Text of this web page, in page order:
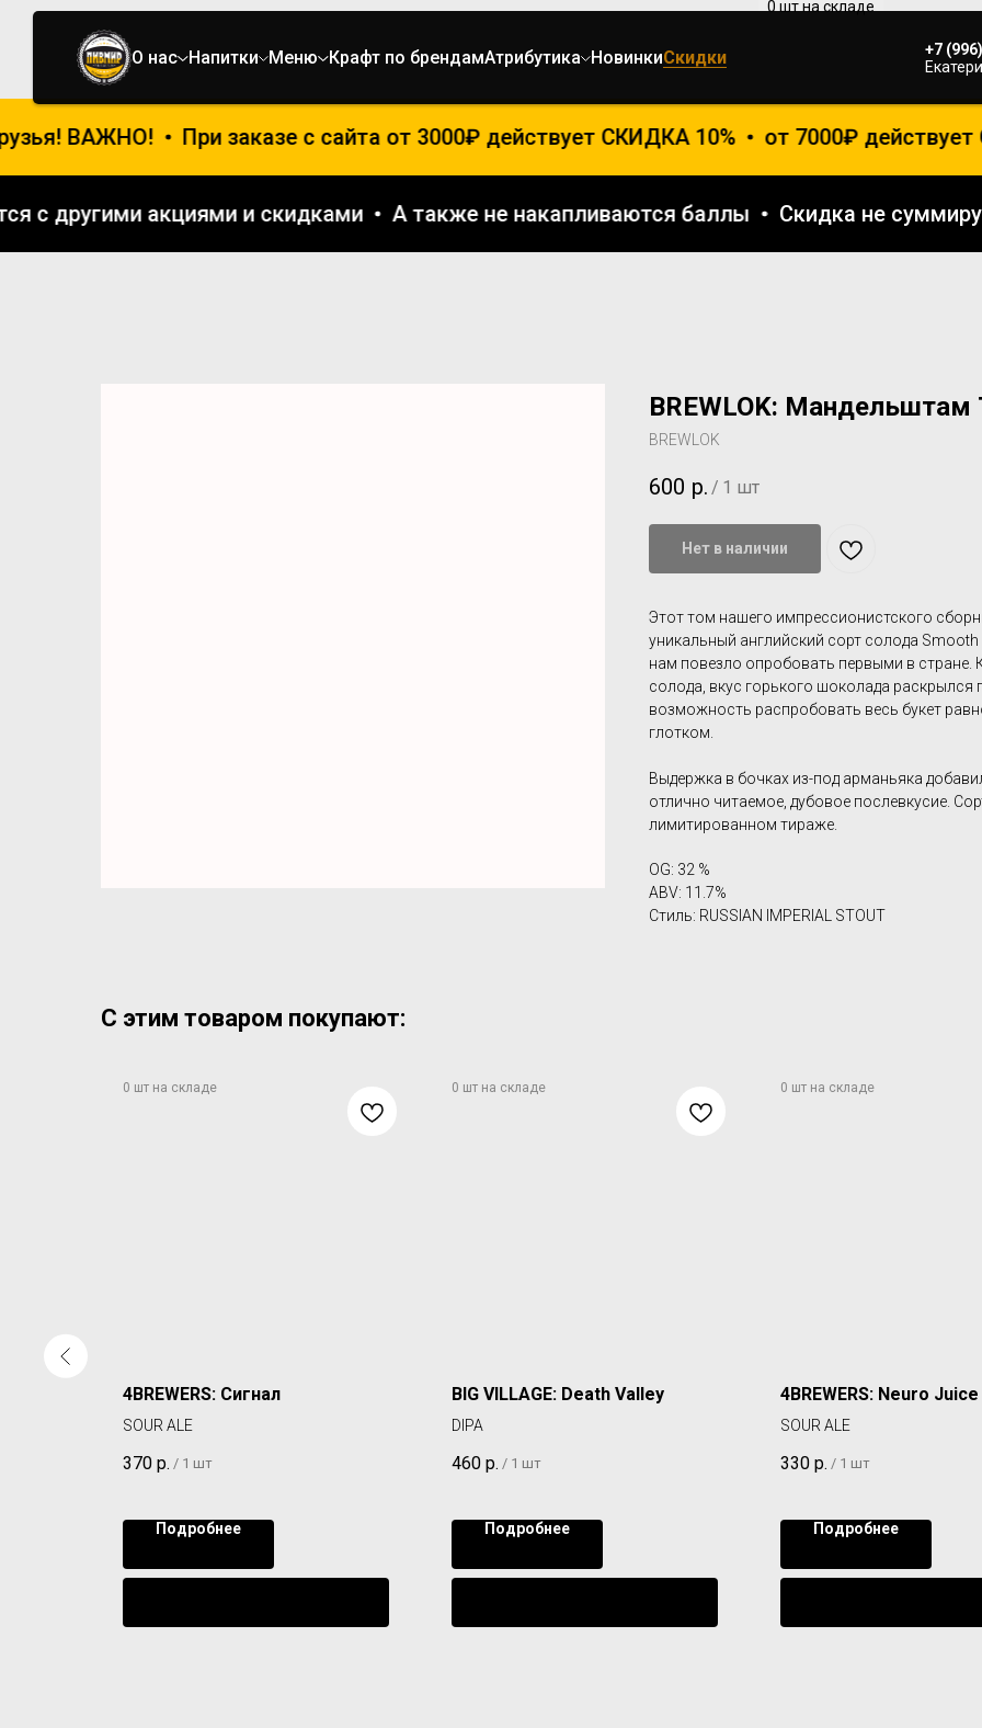
О нас Напитки Меню Крафт по брендамАтрибутика НовинкиСкидки
+7
ВАЖНО! При заказе с сайта от 3000₽ действует СКИДКА 10% от 7000₽ действует
с другими акциями и скидками А также не накапливаются баллы Скидка не
BREWLOK: Мандельштам
BREWLOK
600 р. / 1 шт
Нет в наличии
Этот том нашего импрессионистского
уникальный английский сорт солода
нам повезло опробовать первыми в стране.
солода, вкус горького шоколада раскрылся
возможность распробовать весь букет
глотком.
Выдержка в бочках из-под арманьяка
отлично читаемое, дубовое послевкусие.
лимитированном тираже.
OG: 32 %
ABV: 11.7%
Стиль: RUSSIAN IMPERIAL STOUT
С этим товаром покупают:
4BREWERS: Сигнал
SOUR ALE
370 р. / 1 шт
Подробнее
BIG VILLAGE: Death Valley
DIPA
460 р. / 1 шт
Подробнее
4BREWERS: Neuro Juice
SOUR ALE
330 р. / 1 шт
Подробнее